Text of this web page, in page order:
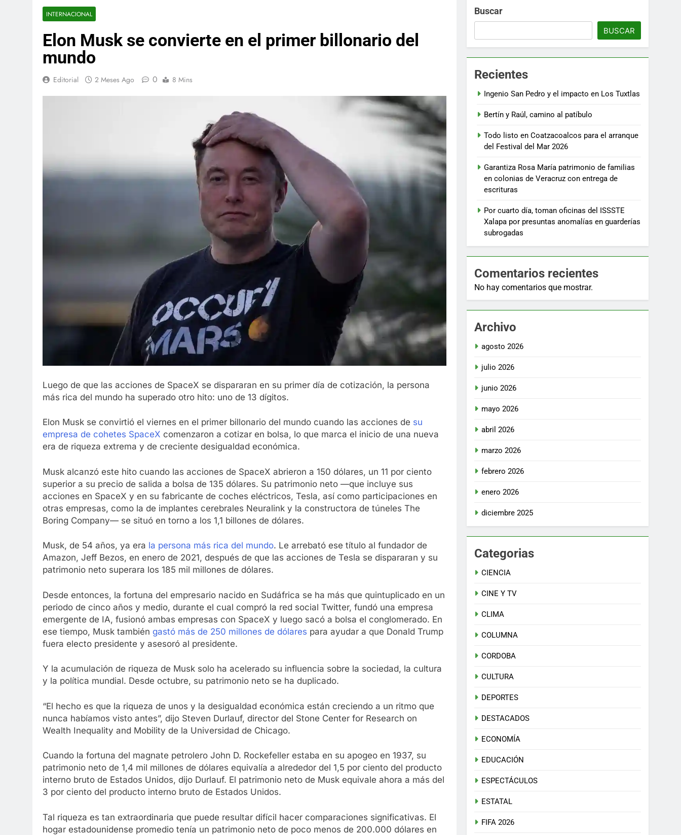
INTERNACIONAL
Elon Musk se convierte en el primer billonario del
mundo
Editorial 2 Meses Ago 0 8 Mins
Luego de que las acciones de SpaceX se dispararan en su primer día de cotización, la persona
más rica del mundo ha superado otro hito: uno de 13 dígitos.
Elon Musk se convirtió el viernes en el primer billonario del mundo cuando las acciones de su
empresa de cohetes SpaceX comenzaron a cotizar en bolsa, lo que marca el inicio de una nueva
era de riqueza extrema y de creciente desigualdad económica.
Musk alcanzó este hito cuando las acciones de SpaceX abrieron a 150 dólares, un 11 por ciento
superior a su precio de salida a bolsa de 135 dólares. Su patrimonio neto —que incluye sus
acciones en SpaceX y en su fabricante de coches eléctricos, Tesla, así como participaciones en
otras empresas, como la de implantes cerebrales Neuralink y la constructora de túneles The
Boring Company— se situó en torno a los 1,1 billones de dólares.
Musk, de 54 años, ya era la persona más rica del mundo. Le arrebató ese título al fundador de
Amazon, Jeff Bezos, en enero de 2021, después de que las acciones de Tesla se dispararan y su
patrimonio neto superara los 185 mil millones de dólares.
Desde entonces, la fortuna del empresario nacido en Sudáfrica se ha más que quintuplicado en un
periodo de cinco años y medio, durante el cual compró la red social Twitter, fundó una empresa
emergente de IA, fusionó ambas empresas con SpaceX y luego sacó a bolsa el conglomerado. En
ese tiempo, Musk también gastó más de 250 millones de dólares para ayudar a que Donald Trump
fuera electo presidente y asesoró al presidente.
Y la acumulación de riqueza de Musk solo ha acelerado su influencia sobre la sociedad, la cultura
y la política mundial. Desde octubre, su patrimonio neto se ha duplicado.
“El hecho es que la riqueza de unos y la desigualdad económica están creciendo a un ritmo que
nunca habíamos visto antes”, dijo Steven Durlauf, director del Stone Center for Research on
Wealth Inequality and Mobility de la Universidad de Chicago.
Cuando la fortuna del magnate petrolero John D. Rockefeller estaba en su apogeo en 1937, su
patrimonio neto de 1,4 mil millones de dólares equivalía a alrededor del 1,5 por ciento del producto
interno bruto de Estados Unidos, dijo Durlauf. El patrimonio neto de Musk equivale ahora a más del
3 por ciento del producto interno bruto de Estados Unidos.
Tal riqueza es tan extraordinaria que puede resultar difícil hacer comparaciones significativas. El
hogar estadounidense promedio tenía un patrimonio neto de poco menos de 200.000 dólares en
Buscar
BUSCAR
Recientes
Ingenio San Pedro y el impacto en Los Tuxtlas
Bertín y Raúl, camino al patíbulo
Todo listo en Coatzacoalcos para el arranque
del Festival del Mar 2026
Garantiza Rosa María patrimonio de familias
en colonias de Veracruz con entrega de
escrituras
Por cuarto día, toman oficinas del ISSSTE
Xalapa por presuntas anomalías en guarderías
subrogadas
Comentarios recientes
No hay comentarios que mostrar.
Archivo
agosto 2026
julio 2026
junio 2026
mayo 2026
abril 2026
marzo 2026
febrero 2026
enero 2026
diciembre 2025
Categorias
CIENCIA
CINE Y TV
CLIMA
COLUMNA
CORDOBA
CULTURA
DEPORTES
DESTACADOS
ECONOMÍA
EDUCACIÓN
ESPECTÁCULOS
ESTATAL
FIFA 2026